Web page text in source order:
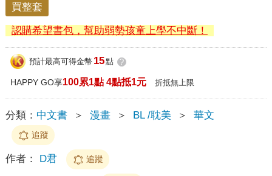
買整套
認購希望書包，幫助弱勢孩童上學不中斷！
預計最高可得金幣 15點 ?
HAPPY GO享100累1點 4點抵1元 折抵無上限
分類： 中文書 ＞ 漫畫 ＞ BL /耽美 ＞ 華文
追蹤
作者： D君 追蹤